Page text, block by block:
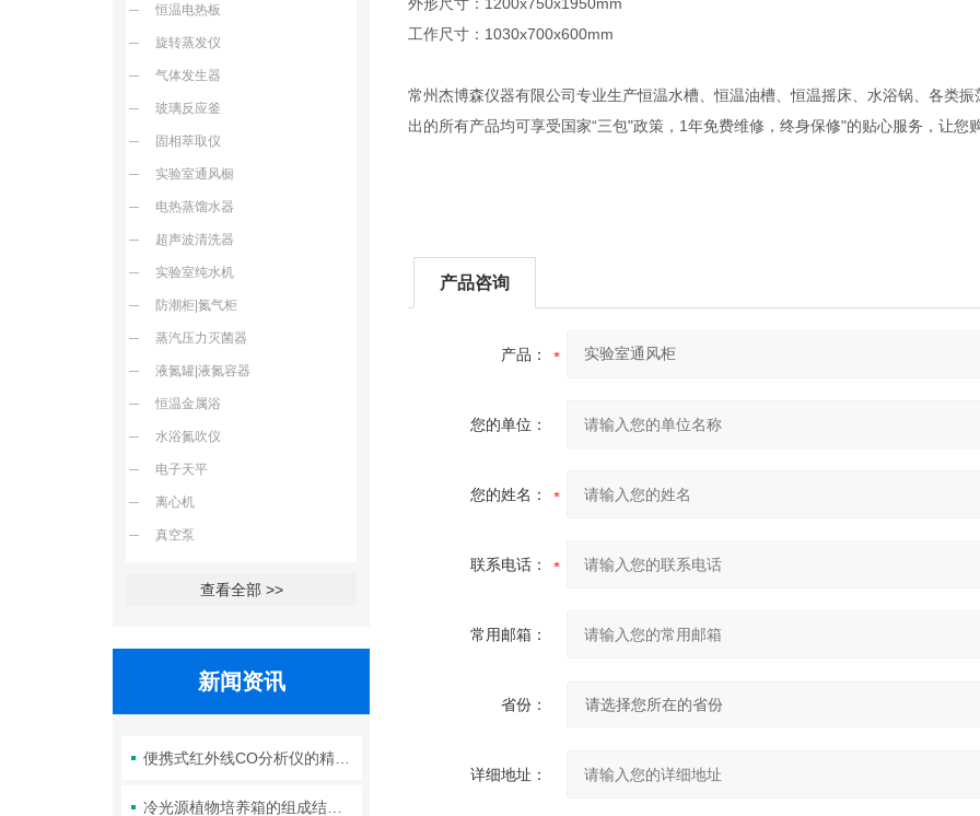
恒温电热板
旋转蒸发仪
气体发生器
玻璃反应釜
固相萃取仪
实验室通风橱
电热蒸馏水器
超声波清洗器
实验室纯水机
防潮柜|氮气柜
蒸汽压力灭菌器
液氮罐|液氮容器
恒温金属浴
水浴氮吹仪
电子天平
离心机
真空泵
查看全部 >>
新闻资讯
便携式红外线CO分析仪的精度如何？
冷光源植物培养箱的组成结构及作用分析
工作尺寸：1030x700x600mm
常州杰博森仪器有限公司专业生产恒温水槽、恒温油槽、恒温摇床、水浴锅、各类
出的所有产品均可享受国家“三包"政策，1年免费维修，终身保修"的贴心服务，让您
产品咨询
产品：
您的单位：
您的姓名：
联系电话：
常用邮箱：
省份：
详细地址：